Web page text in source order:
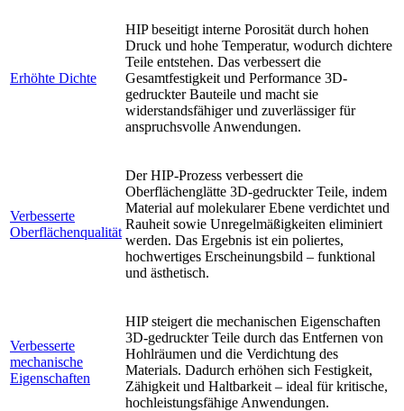
Erhöhte Dichte
HIP beseitigt interne Porosität durch hohen
Druck und hohe Temperatur, wodurch dichtere
Teile entstehen. Das verbessert die
Gesamtfestigkeit und Performance 3D-
gedruckter Bauteile und macht sie
widerstandsfähiger und zuverlässiger für
anspruchsvolle Anwendungen.
Verbesserte
Oberflächenqualität
Der HIP-Prozess verbessert die
Oberflächenglätte 3D-gedruckter Teile, indem
Material auf molekularer Ebene verdichtet und
Rauheit sowie Unregelmäßigkeiten eliminiert
werden. Das Ergebnis ist ein poliertes,
hochwertiges Erscheinungsbild – funktional
und ästhetisch.
Verbesserte
mechanische
Eigenschaften
HIP steigert die mechanischen Eigenschaften
3D-gedruckter Teile durch das Entfernen von
Hohlräumen und die Verdichtung des
Materials. Dadurch erhöhen sich Festigkeit,
Zähigkeit und Haltbarkeit – ideal für kritische,
hochleistungsfähige Anwendungen.